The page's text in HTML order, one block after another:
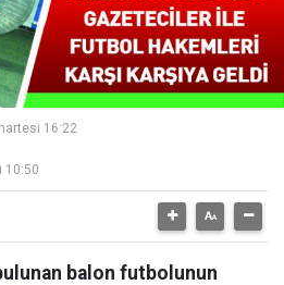
16:22
10:50
balon futbolunun